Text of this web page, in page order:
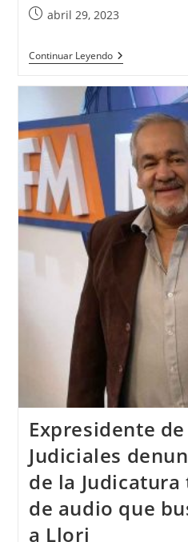
abril 29, 2023
Continuar Leyendo
Expresidente
Judiciales
de la
de audio que
a Llori